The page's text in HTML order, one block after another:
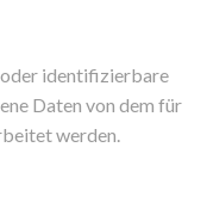
identifizierbare
Daten von dem für
werden.